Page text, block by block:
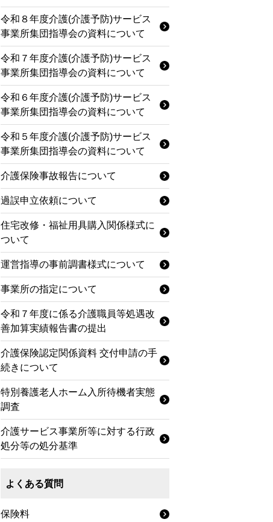
令和８年度介護(介護予防)サービス
事業所集団指導会の資料について
令和７年度介護(介護予防)サービス
事業所集団指導会の資料について
令和６年度介護(介護予防)サービス
事業所集団指導会の資料について
令和５年度介護(介護予防)サービス
事業所集団指導会の資料について
介護保険事故報告について
過誤申立依頼について
住宅改修・福祉用具購入関係様式に
ついて
運営指導の事前調書様式について
事業所の指定について
令和７年度に係る介護職員等処遇改
善加算実績報告書の提出
介護保険認定関係資料 交付申請の手
続きについて
特別養護老人ホーム入所待機者実態
調査
介護サービス事業所等に対する行政
処分等の処分基準
よくある質問
保険料